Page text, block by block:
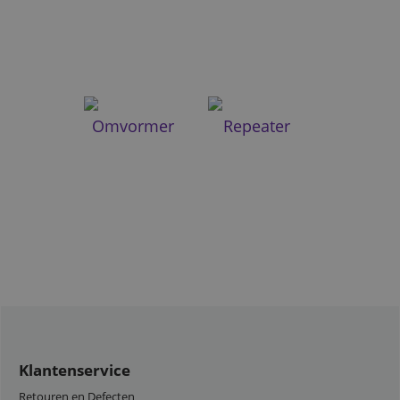
Omvormer Repeater
Klantenservice
Retouren en Defecten